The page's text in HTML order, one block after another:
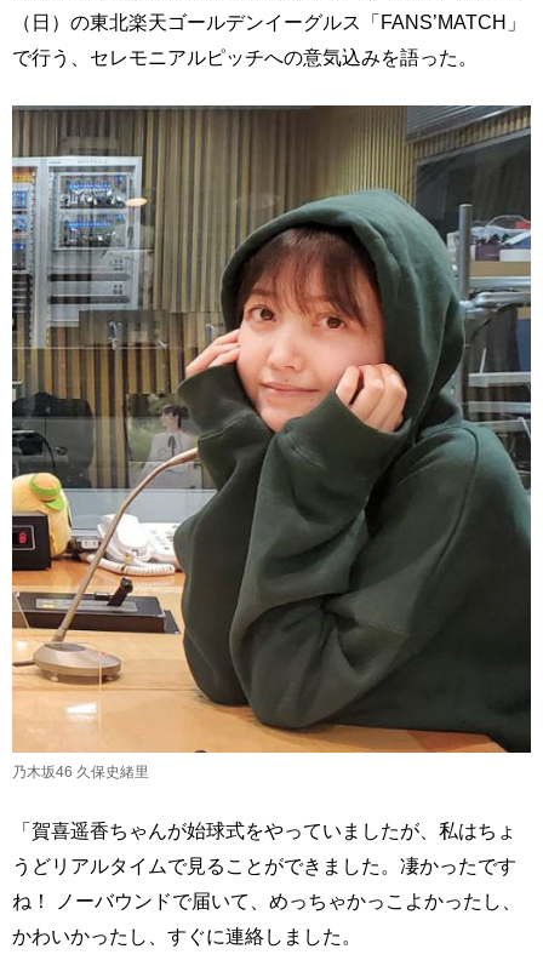
（日）の東北楽天ゴールデンイーグルス「FANS’MATCH」
で行う、セレモニアルピッチへの意気込みを語った。
乃木坂46 久保史緒里
「賀喜遥香ちゃんが始球式をやっていましたが、私はちょ
うどリアルタイムで見ることができました。凄かったです
ね！ ノーバウンドで届いて、めっちゃかっこよかったし、
かわいかったし、すぐに連絡しました。